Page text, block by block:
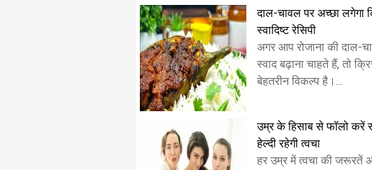
दाल-चावल पर अच्छा लगेगा
स्वादिष्ट रेसिपी
अगर आप रोजाना की दाल-
स्वाद बढ़ाना चाहते हैं, तो
बेहतरीन विकल्प है।...
उम्र के हिसाब से फॉलो करें
हेल्दी रहेगी त्वचा
हर उम्र में त्वचा की जरूरतें